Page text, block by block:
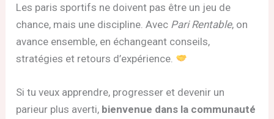
Les paris sportifs ne doivent pas être un jeu de
chance, mais une discipline. Avec Pari Rentable, on
avance ensemble, en échangeant conseils,
stratégies et retours d’expérience.
Si tu veux apprendre, progresser et devenir un
parieur plus averti, bienvenue dans la communauté